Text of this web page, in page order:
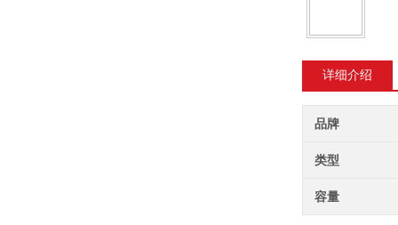
详细介绍
品牌
类型
容量